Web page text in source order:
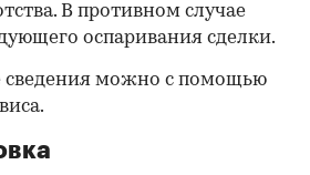
В противном случае
оспаривания сделки.
сведения можно с помощью